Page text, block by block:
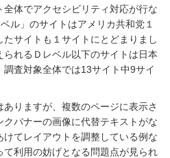
体でアクセシビリティ対応が行な
ル」のサイトはアメリカ共和党１
サイトも１サイトにとどまりまし
れるＤレベル以下のサイトは日本
査対象全体では13サイト中9サイ
りますが、複数のページに表示さ
バナーの画像に代替テキストがな
てレイアウトを調整している例な
利用の妨げとなる問題点が見られ